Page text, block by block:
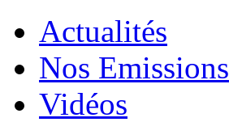
Actualités
Nos Emissions
Vidéos